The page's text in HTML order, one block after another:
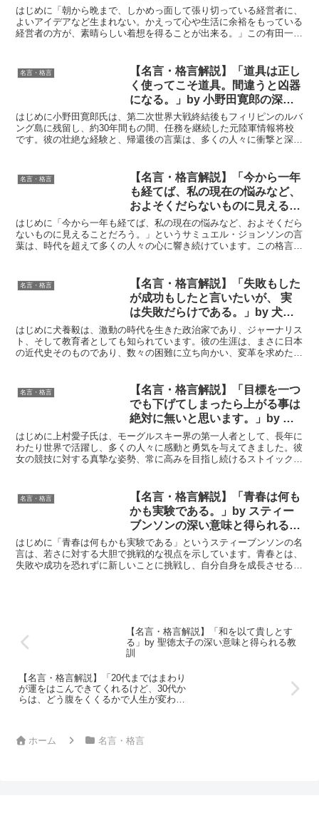
まれない。かえって心や生活に余
裕をもっている経営者の方が、素
晴らしい着想を得ることが出来
得られる教訓
はじめに「朝から晩まで、しかめっ面して張り切っている経営者に、
よいアイデアなど生まれない。かえって心や生活に余裕をもっている
経営者の方が、素晴らしい着想を得ることが出来る。」この有田一壽
名言・格言
【名言・格言解説】「道具は正し
く使ってこそ道具。間違うと凶器
になる。」by 小野田寛郎の深い
意味と得られる教訓
はじめに小野田寛郎氏は、第二次世界大戦終結後もフィリピンのルバ
ング島に残留し、約30年間もの間、任務を継続した元陸軍情報将校
です。彼の壮絶な経験と、帰還後の言葉は、多くの人々に衝撃と深い
名言・格言
【名言・格言解説】「今から一年
も経てば、私の現在の悩みなど、
およそくだらないものに見えるこ
とだろう。」by サミュエル・ジ
ョンソンの深い意味と得られる教
訓
はじめに「今から一年も経てば、私の現在の悩みなど、およそくだら
ないものに見えることだろう。」というサミュエル・ジョンソンの言
葉は、時代を超えて多くの人々の心に響き続けています。この格言
名言・格言
【名言・格言解説】「失敗もした
が成功もしたと言いたいが、 実
は失敗だらけである。」by 犬養
毅の深い意味と得られる教訓
はじめに犬養毅は、激動の時代を生きた政治家であり、ジャーナリス
ト、そして教育者としても知られています。彼の生涯は、まさに日本
の近代史そのものであり、数々の困難に立ち向かい、変革を求めた波
名言・格言
【名言・格言解説】「目標を一つ
でも下げてしまったら上がる事は
絶対に無いと思います。」by 上
村愛子の深い意味と得られる教訓
はじめに上村愛子氏は、モーグルスキー界の第一人者として、長年に
わたり世界で活躍し、多くの人々に感動と勇気を与えてきました。彼
女の競技に対する真摯な姿勢、常に高みを目指し続けるストイックな
名言・格言
【名言・格言解説】「青春は何も
かも実験である。」by スティー
ブンソンの深い意味と得られる教
訓
はじめに「青春は何もかも実験である」というスティーブンソンの名
言は、若さに対する大胆で挑戦的な視点を示しています。青春とは、
失敗や成功を恐れずに新しいことに挑戦し、自分自身を成長させる貴
【名言・格言解説】「和を以て貴しとす
る」by 聖徳太子の深い意味と得られる教
訓
【名言・格言解説】「20代まではまわり
が運をはこんできてくれるけど、30代か
らは、どう腹をくくるかで人生が変わっ
ホーム
名言・格言